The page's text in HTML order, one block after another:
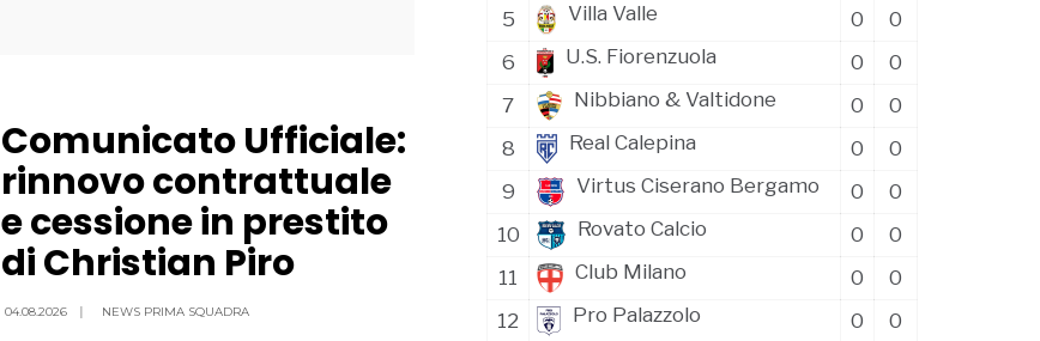
Comunicato Ufficiale:
rinnovo contrattuale
e cessione in prestito
di Christian Piro
04.08.2026 | NEWS PRIMA SQUADRA
5
Villa Valle 0
0
6
U.S. Fiorenzuola 0
0
7
Nibbiano & Valtidone 0
0
8
Real Calepina 0
0
9
Virtus Ciserano Bergamo 0
0
10
Rovato Calcio 0
0
11
Club Milano 0
0
12
Pro Palazzolo 0
0